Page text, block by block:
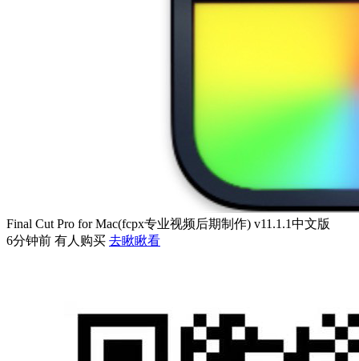
Final Cut Pro for Mac(fcpx专业视频后期制作) v11.1.1中文版
6分钟前 有人购买 去瞅瞅看